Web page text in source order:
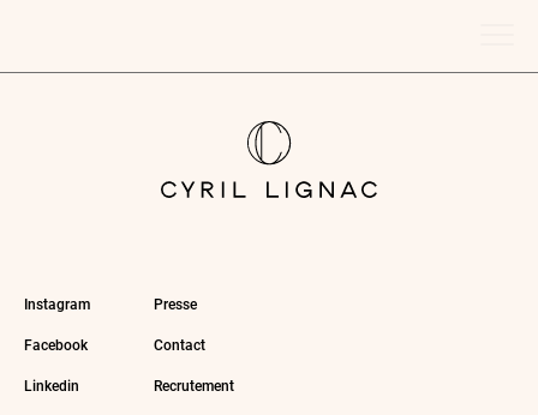
Instagram Presse
Facebook Contact
Linkedin Recrutement